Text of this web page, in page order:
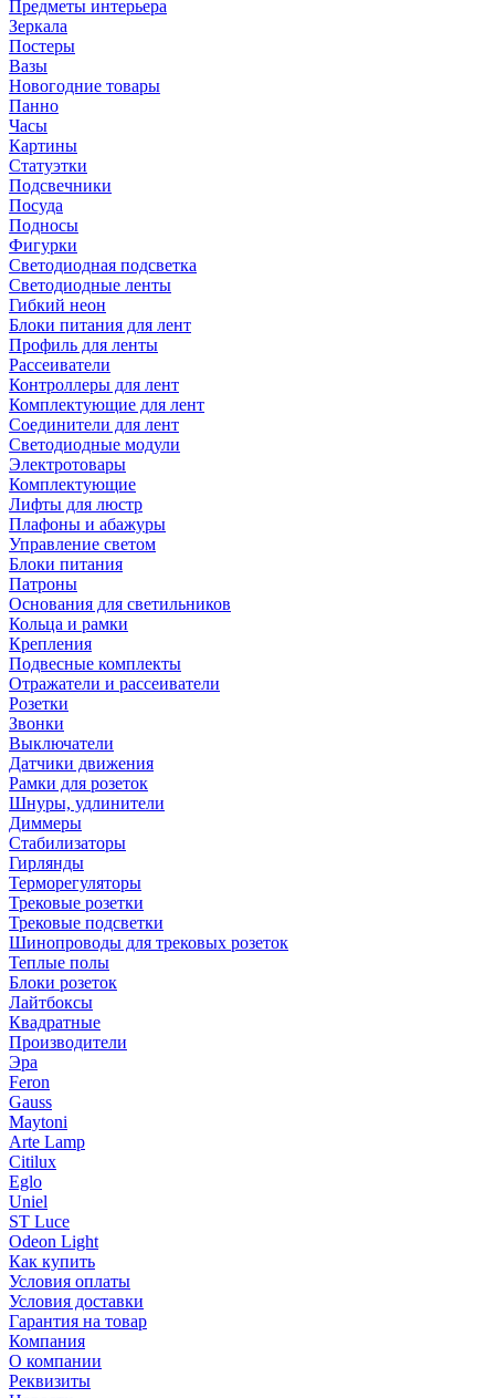
Предметы интерьера
Зеркала
Постеры
Вазы
Новогодние товары
Панно
Часы
Картины
Статуэтки
Подсвечники
Посуда
Подносы
Фигурки
Светодиодная подсветка
Светодиодные ленты
Гибкий неон
Блоки питания для лент
Профиль для ленты
Рассеиватели
Контроллеры для лент
Комплектующие для лент
Соединители для лент
Светодиодные модули
Электротовары
Комплектующие
Лифты для люстр
Плафоны и абажуры
Управление светом
Блоки питания
Патроны
Основания для светильников
Кольца и рамки
Крепления
Подвесные комплекты
Отражатели и рассеиватели
Розетки
Звонки
Выключатели
Датчики движения
Рамки для розеток
Шнуры, удлинители
Диммеры
Стабилизаторы
Гирлянды
Терморегуляторы
Трековые розетки
Трековые подсветки
Шинопроводы для трековых розеток
Теплые полы
Блоки розеток
Лайтбоксы
Квадратные
Производители
Эра
Feron
Gauss
Maytoni
Arte Lamp
Citilux
Eglo
Uniel
ST Luce
Odeon Light
Как купить
Условия оплаты
Условия доставки
Гарантия на товар
Компания
О компании
Реквизиты